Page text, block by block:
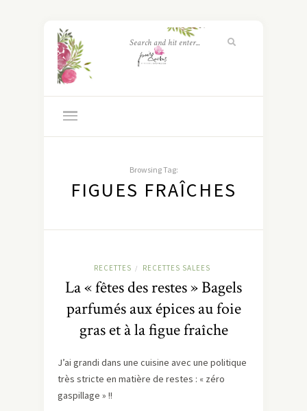
Browsing Tag:
FIGUES FRAÎCHES
RECETTES / RECETTES SALEES
La « fêtes des restes » Bagels
parfumés aux épices au foie
gras et à la figue fraîche
J’ai grandi dans une cuisine avec une politique
très stricte en matière de restes : « zéro
gaspillage » !!